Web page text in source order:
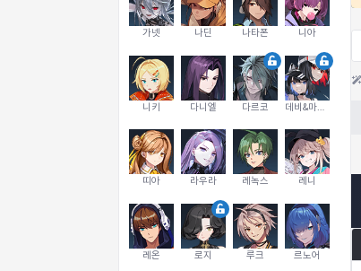
가넷 나딘 나타폰 니아
니키 다니엘 다르코
띠아 라우라 레녹스 레니
레온 로지 루크 르노어